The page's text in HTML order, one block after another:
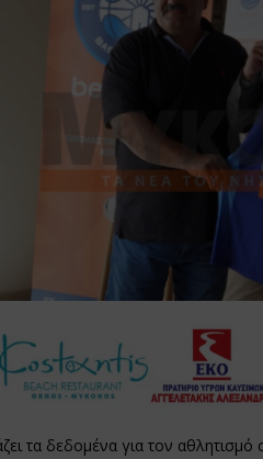
τα δεδομένα για τον αθλητισμό